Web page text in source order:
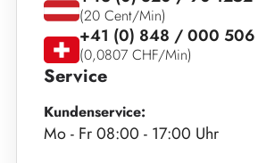
Service
Kundenservice:
Mo - Fr 08:00 - 17:00 Uhr
(20 Cent/Min)
+41 (0) 848 / 000 506
(0,0807 CHF/Min)